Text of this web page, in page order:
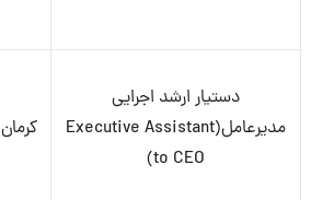
دستیار ارشد اجرایی
مدیرعامل(Executive Assistant
to CEO)
کرمان